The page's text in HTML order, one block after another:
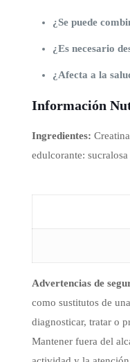
¿Se puede
¿Es necesario
¿Afecta a la
Información
Ingredientes:
edulcorante:
Advertencias de
como sustitutos de
diagnosticar, tratar o
Mantener fuera del